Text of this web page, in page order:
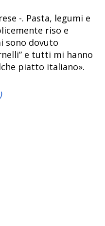
-. Pasta, legumi e
riso e
sono dovuto
e tutti mi hanno
piatto italiano».